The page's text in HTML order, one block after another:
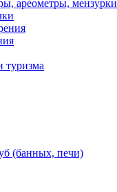
ареометры, мензурки
туризма
(банных, печи)